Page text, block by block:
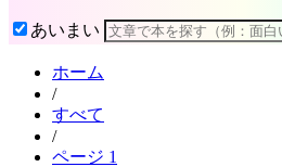
あいまい
ホーム
/
すべて
/
ページ 1